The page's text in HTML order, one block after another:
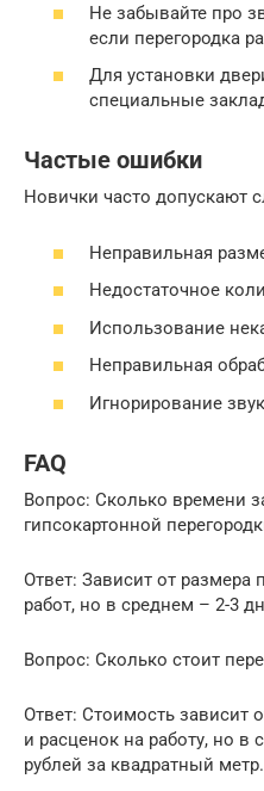
Не забывайте про
если перегородка
Для установки
специальные
Частые ошибки
Новички часто допускают
Неправильная
Недостаточное
Использование
Неправильная
Игнорирование
FAQ
Вопрос: Сколько времени
гипсокартонной
Ответ: Зависит от размера
работ, но в среднем – 2-3
Вопрос: Сколько стоит
Ответ: Стоимость зависит
и расценок на работу, но в
рублей за квадратный метр.